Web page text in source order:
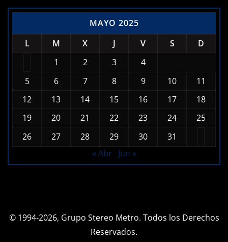
MAYO 2025
L
M X J V S
D
1
2 3
4
5
6 7 8 9 10
11
12
13 14 15 16 17
18
19
20 21 22 23 24
25
26
27 28 29 30
31
« Abr
Jun »
© 1994-2026, Grupo Stereo Metro. Todos los Derechos
Reservados.